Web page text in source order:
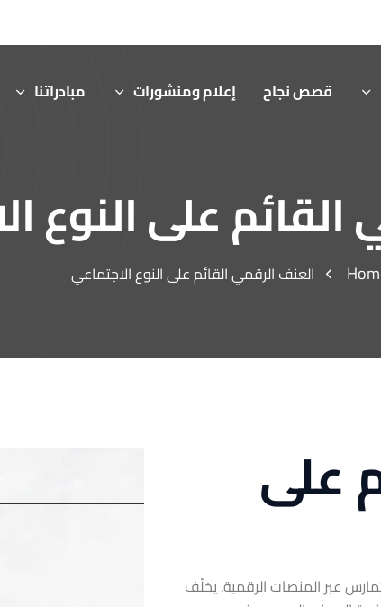
قصص نجاح إعلام ومنشورات مبادراتنا
على النوع
العنف الرقمي القائم على النوع الاجتماعي
على
عبر المنصات الرقمية. يخلّف